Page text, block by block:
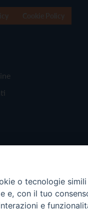
o tecnologie
e, con il tuo
e